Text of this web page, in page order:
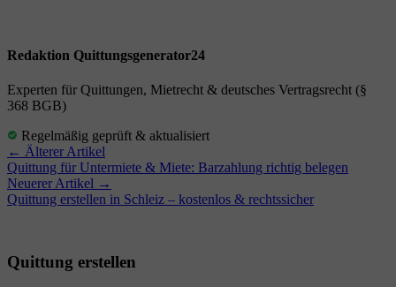
Redaktion Quittungsgenerator24
Experten für Quittungen, Mietrecht & deutsches Vertragsrecht (§
368 BGB)
Regelmäßig geprüft & aktualisiert
← Älterer Artikel
Quittung für Untermiete & Miete: Barzahlung richtig belegen
Neuerer Artikel →
Quittung erstellen in Schleiz – kostenlos & rechtssicher
Quittung erstellen